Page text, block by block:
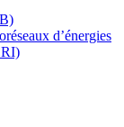
d’énergies